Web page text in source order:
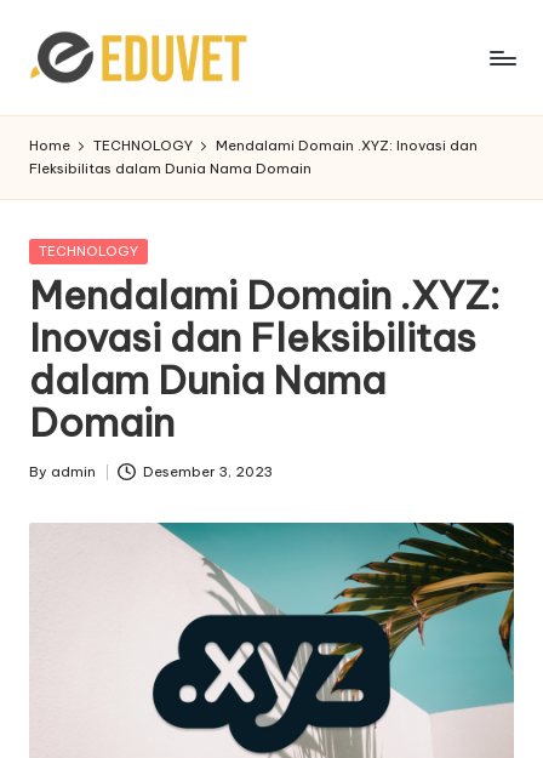
Home TECHNOLOGY
Mendalami Domain .XYZ: Inovasi dan
Fleksibilitas dalam Dunia Nama Domain
Posted
TECHNOLOGY
Mendalami Domain .XYZ:
Inovasi dan Fleksibilitas
dalam Dunia Nama
Domain
Posted
By admin Desember 3, 2023